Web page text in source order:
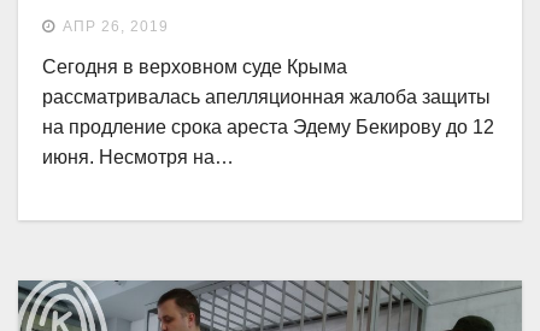
АПР 26, 2019
Сегодня в верховном суде Крыма
рассматривалась апелляционная жалоба защиты
на продление срока ареста Эдему Бекирову до 12
июня. Несмотря на…